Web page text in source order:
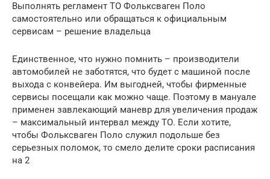
Выполнять регламент ТО Фольксваген Поло
самостоятельно или обращаться к официальным
сервисам – решение владельца
Единственное, что нужно помнить – производители
автомобилей не заботятся, что будет с машиной после
выхода с конвейера. Им выгодней, чтобы фирменные
сервисы посещали как можно чаще. Поэтому в мануале
применен завлекающий маневр для увеличения продаж
– максимальный интервал между ТО. Если хотите,
чтобы Фольксваген Поло служил подольше без
серьезных поломок, то смело делите сроки расписания
на 2